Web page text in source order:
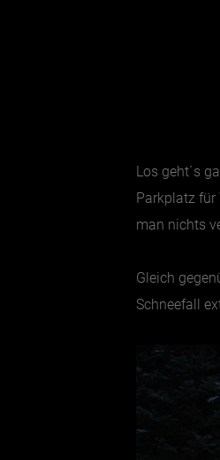
Los geht´s
Parkplatz für
man nichts
Gleich
Schneefall